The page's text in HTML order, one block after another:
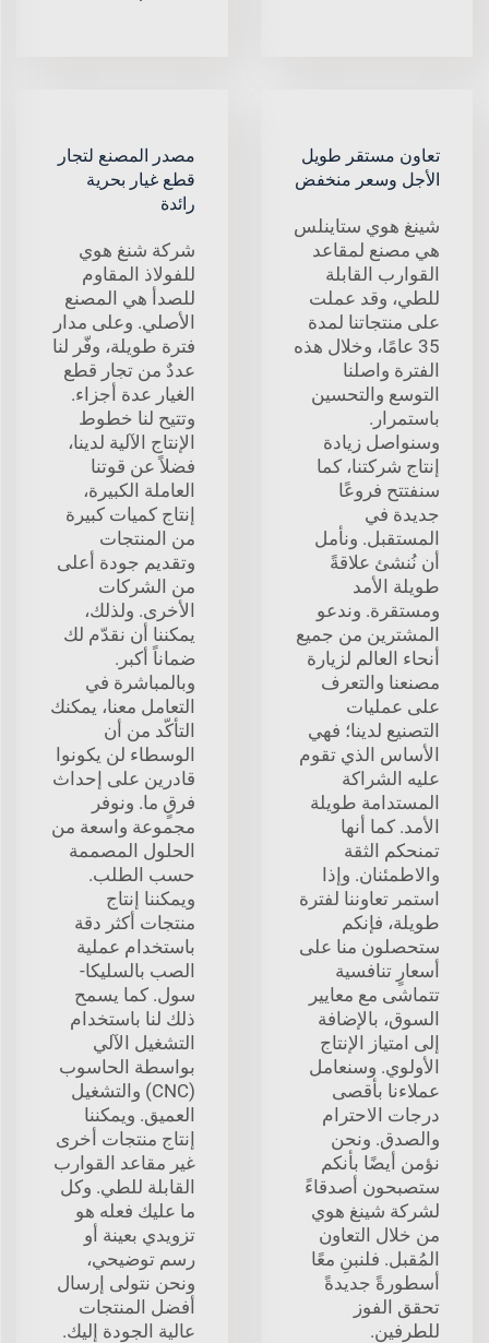
تعاون مستقر طويل
الأجل وسعر منخفض
شينغ هوي ستاينلس
هي مصنع لمقاعد
القوارب القابلة
للطي، وقد عملت
على منتجاتنا لمدة
35 عامًا، وخلال هذه
الفترة واصلنا
التوسع والتحسين
باستمرار.
وسنواصل زيادة
إنتاج شركتنا، كما
سنفتتح فروعًا
جديدة في
المستقبل. ونأمل
أن نُنشئ علاقةً
طويلة الأمد
ومستقرة. وندعو
المشترين من جميع
أنحاء العالم لزيارة
مصنعنا والتعرف
على عمليات
التصنيع لدينا؛ فهي
الأساس الذي تقوم
عليه الشراكة
المستدامة طويلة
الأمد. كما أنها
تمنحكم الثقة
والاطمئنان. وإذا
استمر تعاوننا لفترة
طويلة، فإنكم
ستحصلون منا على
أسعارٍ تنافسية
تتماشى مع معايير
السوق، بالإضافة
إلى امتياز الإنتاج
الأولوي. وسنعامل
عملاءنا بأقصى
درجات الاحترام
والصدق. ونحن
نؤمن أيضًا بأنكم
ستصبحون أصدقاءً
لشركة شينغ هوي
من خلال التعاون
المُقبل. فلنبنِ معًا
أسطورةً جديدةً
تحقق الفوز
للطرفين.
مصدر المصنع لتجار
قطع غيار بحرية
رائدة
شركة شنغ هوي
للفولاذ المقاوم
للصدأ هي المصنع
الأصلي. وعلى مدار
فترة طويلة، وفّر لنا
عددٌ من تجار قطع
الغيار عدة أجزاء.
وتتيح لنا خطوط
الإنتاج الآلية لدينا،
فضلاً عن قوتنا
العاملة الكبيرة،
إنتاج كميات كبيرة
من المنتجات
وتقديم جودة أعلى
من الشركات
الأخرى. ولذلك،
يمكننا أن نقدّم لك
ضماناً أكبر.
وبالمباشرة في
التعامل معنا، يمكنك
التأكّد من أن
الوسطاء لن يكونوا
قادرين على إحداث
فرقٍ ما. ونوفر
مجموعة واسعة من
الحلول المصممة
حسب الطلب.
ويمكننا إنتاج
منتجات أكثر دقة
باستخدام عملية
الصب بالسليكا-
سول. كما يسمح
ذلك لنا باستخدام
التشغيل الآلي
بواسطة الحاسوب
(CNC) والتشغيل
العميق. ويمكننا
إنتاج منتجات أخرى
غير مقاعد القوارب
القابلة للطي. وكل
ما عليك فعله هو
تزويدي بعينة أو
رسم توضيحي،
ونحن نتولى إرسال
أفضل المنتجات
عالية الجودة إليك.